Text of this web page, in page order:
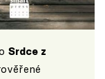
Srdce z